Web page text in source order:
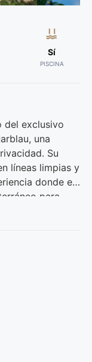
Sí
PISCINA
del exclusivo
una
Su
líneas limpias y
donde el
para
sereno.
aparcamiento
el recibidor
conectado
y